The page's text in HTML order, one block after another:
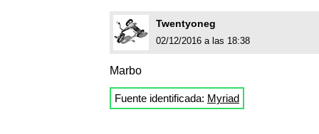
Twentyoneg
02/12/2016 a las 18:38
Marbo
Fuente identificada: Myriad